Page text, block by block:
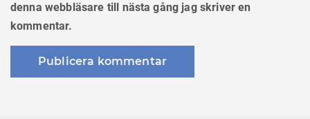
denna webbläsare till nästa gång jag skriver en
kommentar.